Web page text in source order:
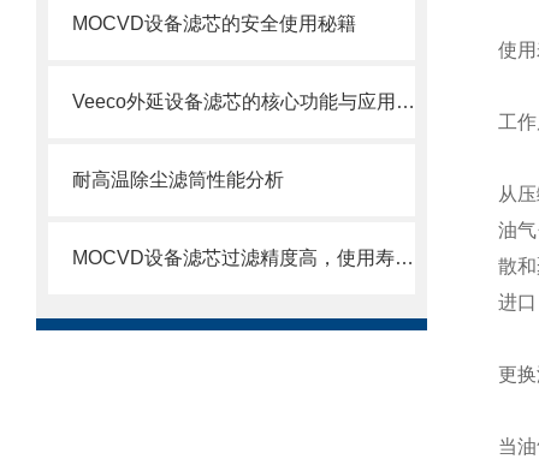
MOCVD设备滤芯的安全使用秘籍
Veeco外延设备滤芯的核心功能与应用场景
耐高温除尘滤筒性能分析
MOCVD设备滤芯过滤精度高，使用寿命长
使
工
从
油
散
进
更
当